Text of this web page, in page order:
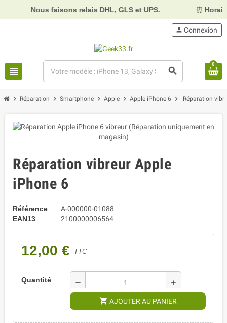
Nous faisons relais DHL, GLS et UPS. Horaires :
view_headline search
person Connexion
0
chevron_right Réparation chevron_right Smartphone chevron_right Apple chevron_right Apple iPhone 6 chevron_right Réparation
Réparation vibreur Apple
iPhone 6
Référence
A-000000-01088
EAN13
2100000006564
12,00 € TTC
Quantité remove add
shopping_cart AJOUTER AU PANIER